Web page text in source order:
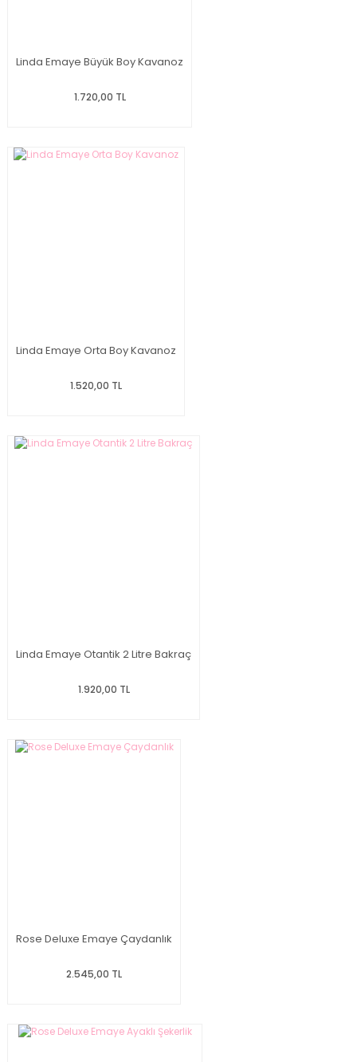
Linda Emaye Büyük Boy Kavanoz
1.720,00 TL
Linda Emaye Orta Boy Kavanoz
1.520,00 TL
Linda Emaye Otantik 2 Litre Bakraç
1.920,00 TL
Rose Deluxe Emaye Çaydanlık
2.545,00 TL